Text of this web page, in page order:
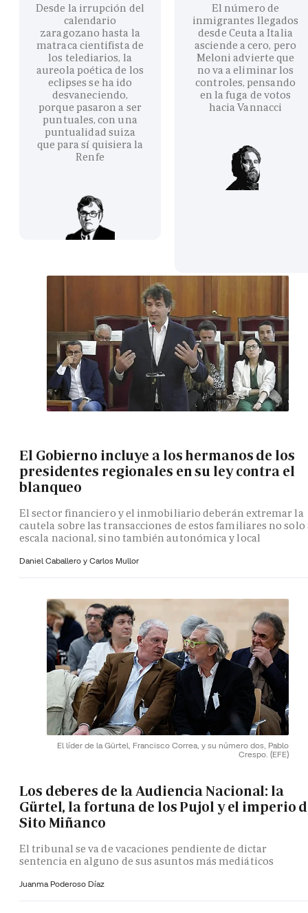
Desde la irrupción del
calendario
zaragozano hasta la
matraca cientifista de
los telediarios, la
aureola poética de los
eclipses se ha ido
desvaneciendo,
porque pasaron a ser
puntuales, con una
puntualidad suiza
que para sí quisiera la
Renfe
El número de
inmigrantes llegados
desde Ceuta a Italia
asciende a cero, pero
Meloni advierte que
no va a eliminar los
controles, pensando
en la fuga de votos
hacia Vannacci
El Gobierno incluye a los hermanos de los
presidentes regionales en su ley contra el
blanqueo
El sector financiero y el inmobiliario deberán extremar la
cautela sobre las transacciones de estos familiares no solo
escala nacional, sino también autonómica y local
Daniel Caballero y Carlos Mullor
El líder de la Gürtel, Francisco Correa, y su número dos, Pablo
Crespo. (EFE)
Los deberes de la Audiencia Nacional: la
Gürtel, la fortuna de los Pujol y el imperio
Sito Miñanco
El tribunal se va de vacaciones pendiente de dictar
sentencia en alguno de sus asuntos más mediáticos
Juanma Poderoso Díaz